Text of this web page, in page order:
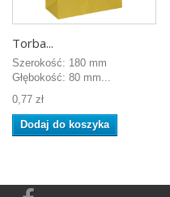
Torba...
Szerokość: 180 mm
Głębokość: 80 mm...
0,77 zł
Dodaj do koszyka